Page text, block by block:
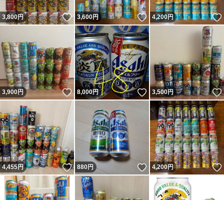
3,800円 いいね！
3,600円 いいね！
4,200円
3,900円 いいね！
8,000円 いいね！
3,500円
4,455円 いいね！
880円 いいね！
4,200円